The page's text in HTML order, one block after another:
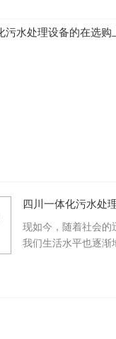
现如今，随着社会的
我们生活水平也逐渐
污水。想要有效地